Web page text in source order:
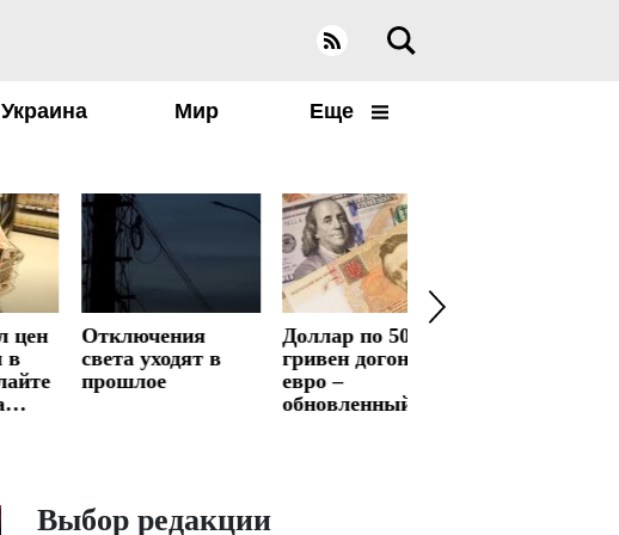
Украина Мир Еще
Отключения
света уходят в
прошлое
Доллар по 50
гривен догонит
евро –
обновленный
Выбор редакции